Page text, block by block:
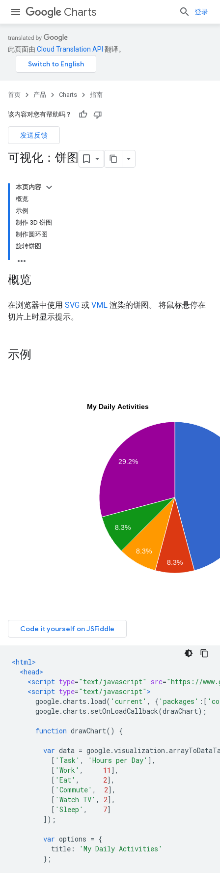
Charts 登录
此页面由 Cloud Translation API 翻译。
首页 产品 Charts 指南
该内容对您有帮助吗？
发送反馈
可视化：饼图
本页内容
概览
示例
制作 3D 饼图
制作圆环图
旋转饼图
概览
在浏览器中使用 SVG 或 VML 渲染的饼图。 将鼠标悬停在
切片上时显示提示。
示例
<html>
<head>
<script type="text/javascript" src="https://
<script type="text/javascript" >
google.charts . load( 'current' , { 'packages' :[
google.charts . setOnLoadCallback(drawChart);
function drawChart() {
var data = google.visualization .
[ 'Task' , 'Hours per Day' ],
[ 'Work' , 11 ],
[ 'Eat' , 2],
[ 'Commute' , 2],
[ 'Watch TV' , 2],
[ 'Sleep' , 7]
]);
var options = {
title :
'My Daily Activities'
};